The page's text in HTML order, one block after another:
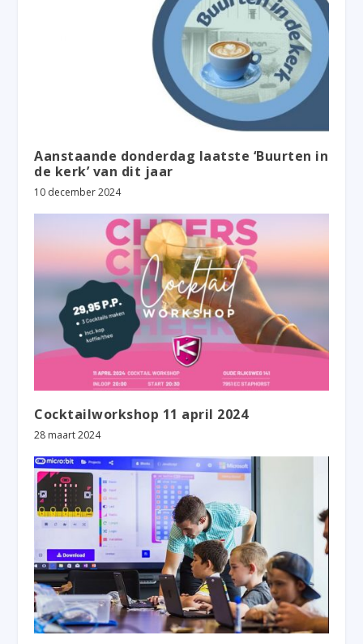
Aanstaande donderdag laatste ‘Buurten in
de kerk’ van dit jaar
10 december 2024
Cocktailworkshop 11 april 2024
28 maart 2024